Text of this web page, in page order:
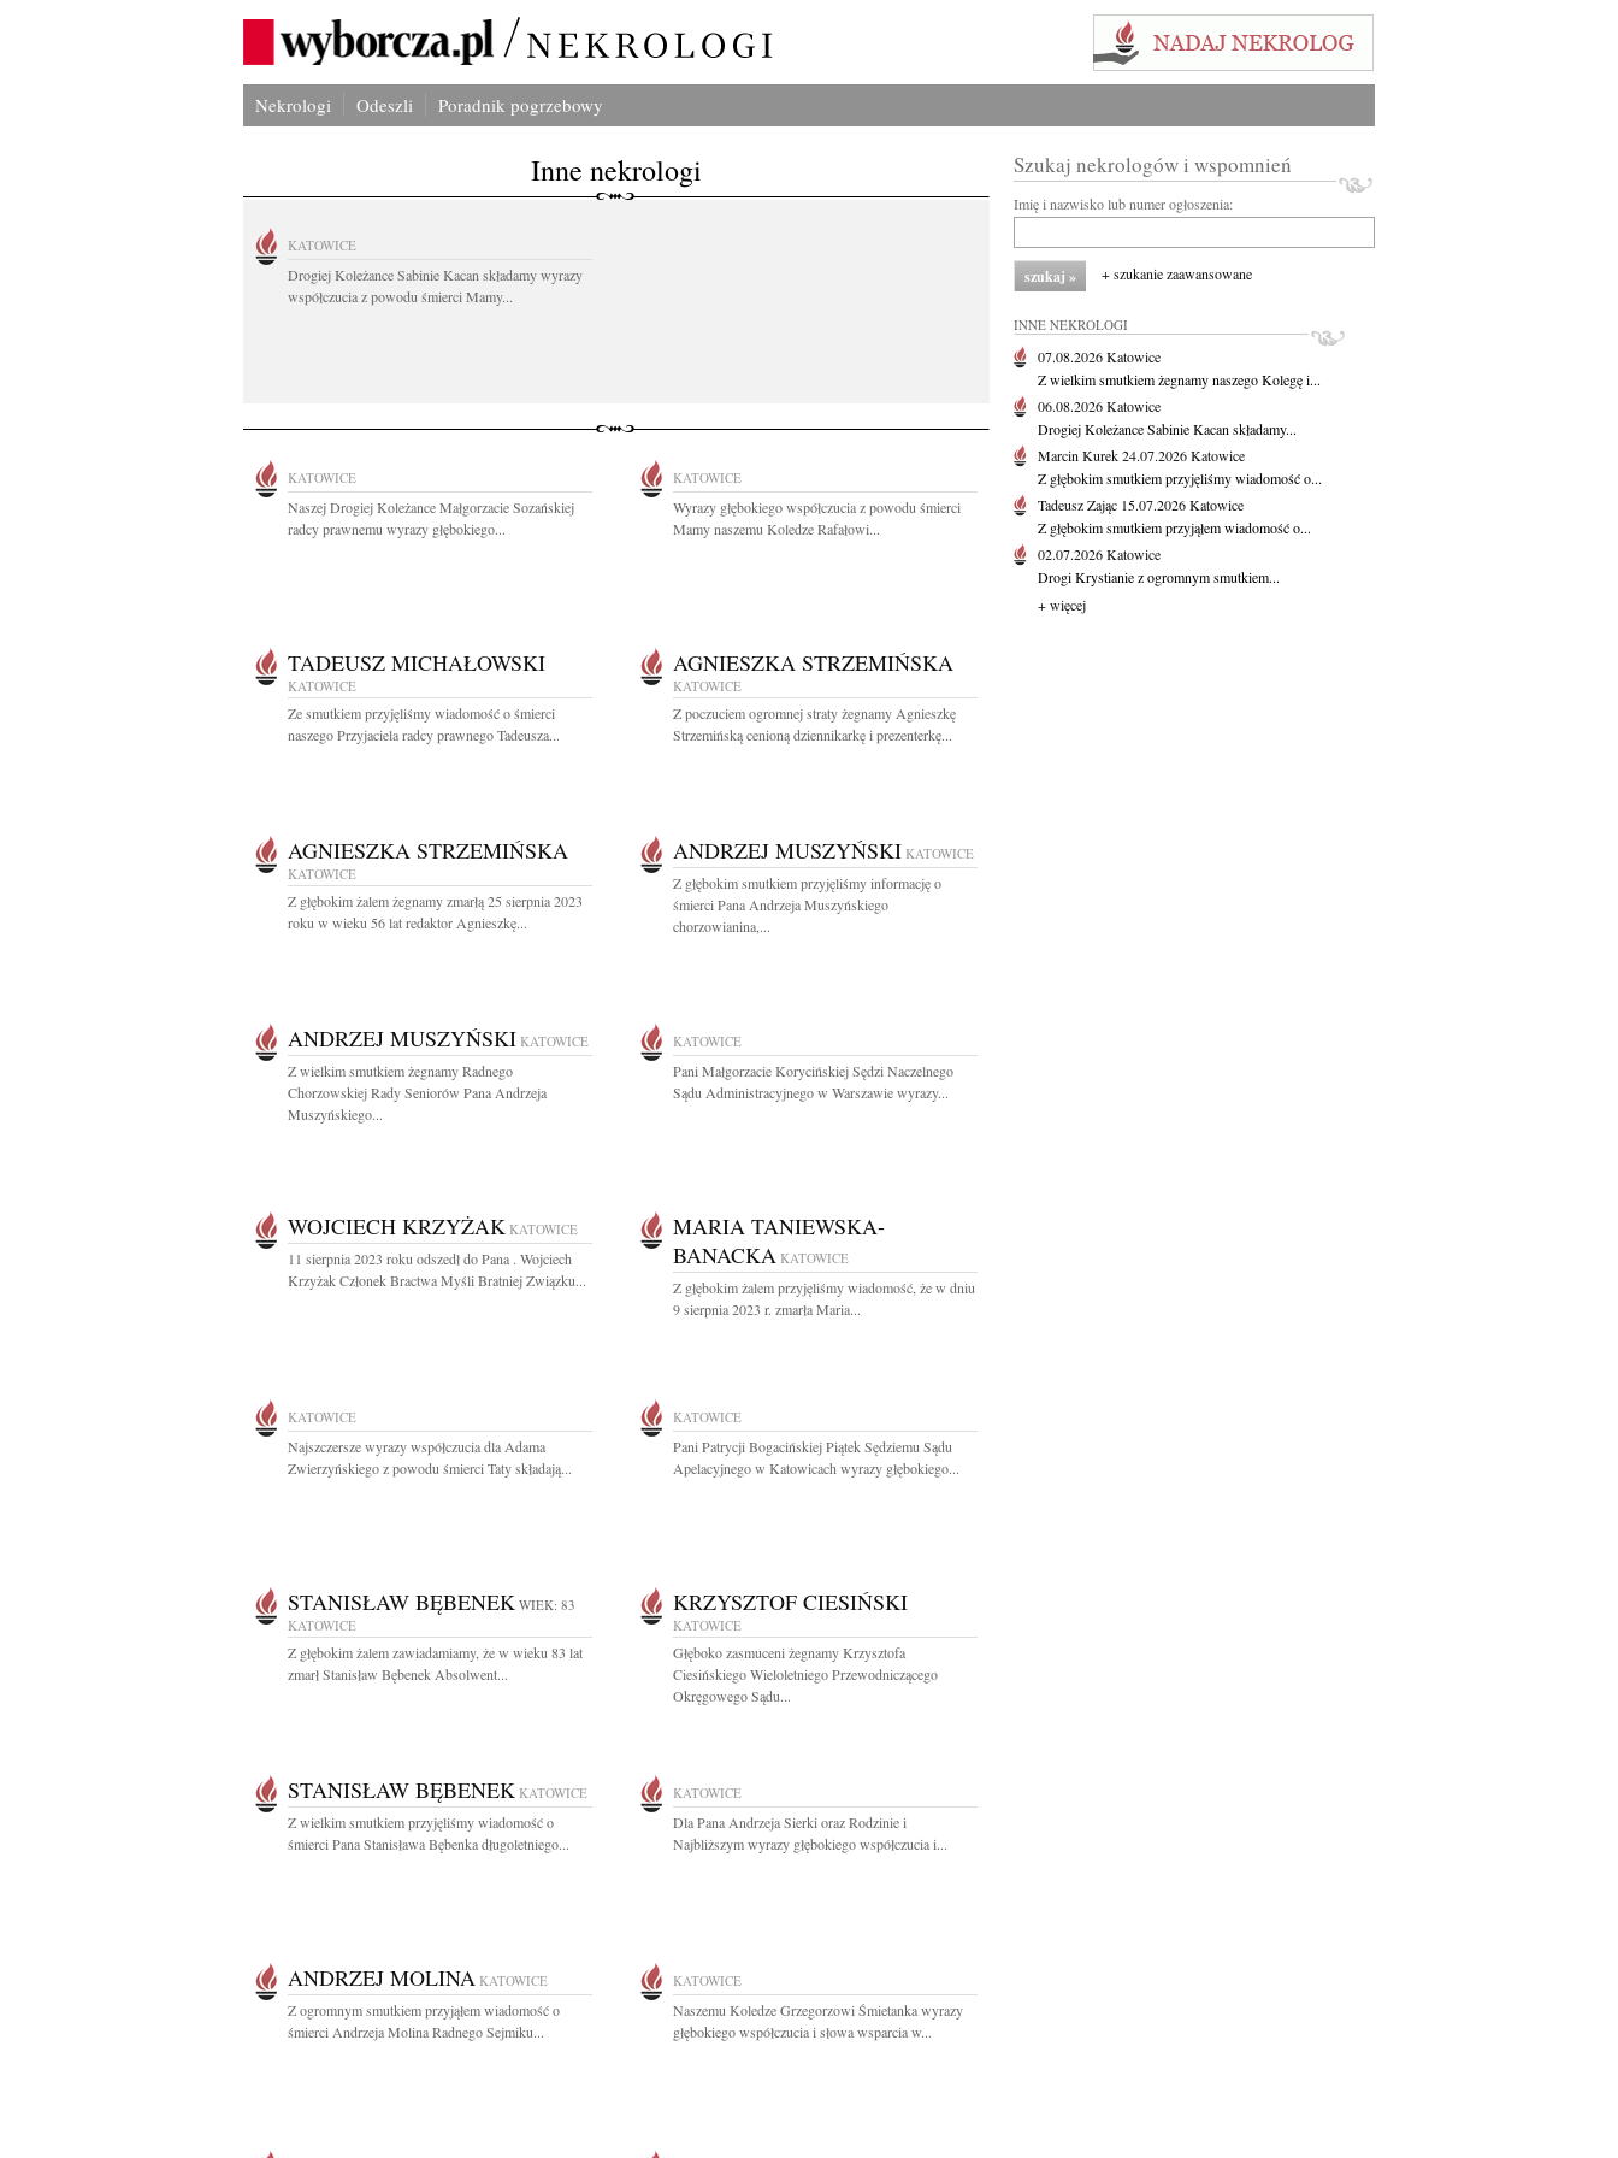
Nekrologi Odeszli Poradnik pogrzebowy
Inne nekrologi
KATOWICE
Drogiej Koleżance Sabinie Kacan składamy wyrazy
współczucia z powodu śmierci Mamy...
KATOWICE
Naszej Drogiej Koleżance Małgorzacie Sozańskiej
radcy prawnemu wyrazy głębokiego...
KATOWICE
Wyrazy głębokiego współczucia z powodu śmierci
Mamy naszemu Koledze Rafałowi...
TADEUSZ MICHAŁOWSKI
KATOWICE
Ze smutkiem przyjęliśmy wiadomość o śmierci
naszego Przyjaciela radcy prawnego Tadeusza...
AGNIESZKA STRZEMIŃSKA
KATOWICE
Z poczuciem ogromnej straty żegnamy Agnieszkę
Strzemińską cenioną dziennikarkę i prezenterkę...
AGNIESZKA STRZEMIŃSKA
KATOWICE
Z głębokim żalem żegnamy zmarłą 25 sierpnia 2023
roku w wieku 56 lat redaktor Agnieszkę...
ANDRZEJ MUSZYŃSKI KATOWICE
Z głębokim smutkiem przyjęliśmy informację o
śmierci Pana Andrzeja Muszyńskiego
chorzowianina,...
ANDRZEJ MUSZYŃSKI KATOWICE
Z wielkim smutkiem żegnamy Radnego
Chorzowskiej Rady Seniorów Pana Andrzeja
Muszyńskiego...
KATOWICE
Pani Małgorzacie Korycińskiej Sędzi Naczelnego
Sądu Administracyjnego w Warszawie wyrazy...
WOJCIECH KRZYŻAK KATOWICE
11 sierpnia 2023 roku odszedł do Pana . Wojciech
Krzyżak Członek Bractwa Myśli Bratniej Związku...
MARIA TANIEWSKA-
BANACKA KATOWICE
Z głębokim żalem przyjęliśmy wiadomość, że w dniu
9 sierpnia 2023 r. zmarła Maria...
KATOWICE
Najszczersze wyrazy współczucia dla Adama
Zwierzyńskiego z powodu śmierci Taty składają...
KATOWICE
Pani Patrycji Bogacińskiej Piątek Sędziemu Sądu
Apelacyjnego w Katowicach wyrazy głębokiego...
STANISŁAW BĘBENEK WIEK: 83
KATOWICE
Z głębokim żalem zawiadamiamy, że w wieku 83 lat
zmarł Stanisław Bębenek Absolwent...
KRZYSZTOF CIESIŃSKI
KATOWICE
Głęboko zasmuceni żegnamy Krzysztofa
Ciesińskiego Wieloletniego Przewodniczącego
Okręgowego Sądu...
STANISŁAW BĘBENEK KATOWICE
Z wielkim smutkiem przyjęliśmy wiadomość o
śmierci Pana Stanisława Bębenka długoletniego...
KATOWICE
Dla Pana Andrzeja Sierki oraz Rodzinie i
Najbliższym wyrazy głębokiego współczucia i...
ANDRZEJ MOLINA KATOWICE
Z ogromnym smutkiem przyjąłem wiadomość o
śmierci Andrzeja Molina Radnego Sejmiku...
KATOWICE
Naszemu Koledze Grzegorzowi Śmietanka wyrazy
głębokiego współczucia i słowa wsparcia w...
Szukaj nekrologów i wspomnień
Imię i nazwisko lub numer ogłoszenia:
+ szukanie zaawansowane
INNE NEKROLOGI
07.08.2026Katowice
Z wielkim smutkiem żegnamy naszego Kolegę i...
06.08.2026Katowice
Drogiej Koleżance Sabinie Kacan składamy...
Marcin Kurek24.07.2026Katowice
Z głębokim smutkiem przyjęliśmy wiadomość o...
Tadeusz Zając 15.07.2026Katowice
Z głębokim smutkiem przyjąłem wiadomość o...
02.07.2026Katowice
Drogi Krystianie z ogromnym smutkiem...
+ więcej